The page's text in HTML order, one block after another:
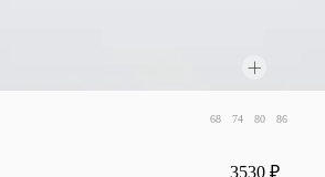
68 74 80 86
3530 ₽